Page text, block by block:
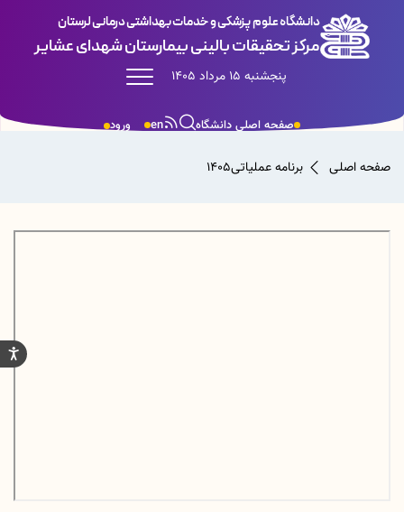
دانشگاه علوم پزشکی و خدمات بهداشتی درمانی لرستان
مرکز تحقیقات بالینی بیمارستان شهدای عشایر
پنجشنبه 15 مرداد 1405
ورود en صفحه اصلی دانشگاه
صفحه اصلی برنامه عملیاتی1405